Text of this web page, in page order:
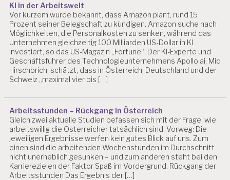
KI in der Arbeitswelt
Vor kurzem wurde bekannt, dass Amazon plant, rund 15
Prozent seiner Belegschaft zu kündigen. Amazon suche nach
Möglichkeiten, die Personalkosten zu senken, während das
Unternehmen gleichzeitig 100 Milliarden US-Dollar in KI
investiert, so das US-Magazin „Fortune“. Der KI-Experte und
Geschäftsführer des Technologieunternehmens Apollo.ai, Mic
Hirschbrich, schätzt, dass in Österreich, Deutschland und der
Schweiz „maximal vier bis […]
Arbeitsstunden – Rückgang in Österreich
Gleich zwei aktuelle Studien befassen sich mit der Frage, wie
arbeitswillig die Österreicher tatsächlich sind. Vorweg: Die
jeweiligen Ergebnisse werfen kein gutes Blick auf uns. Zum
einen sind die arbeitenden Wochenstunden im Durchschnitt
nicht unerheblich gesunken – und zum anderen steht bei den
Karrierezielen der Faktor Spaß im Vordergrund. Rückgang der
Arbeitsstunden Das Ergebnis der […]